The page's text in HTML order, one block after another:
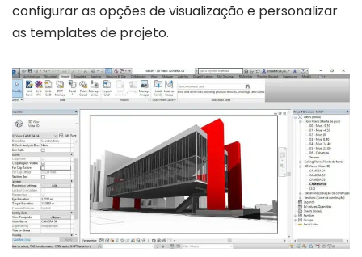
configurar as opções de visualização e personalizar
as templates de projeto.